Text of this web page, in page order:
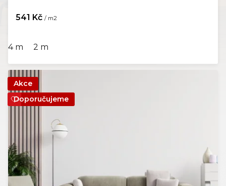
541 Kč / m2
4 m 2 m
Akce
Doporučujeme